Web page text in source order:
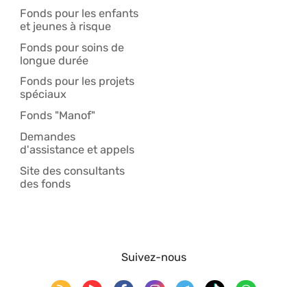
Fonds pour les enfants
et jeunes à risque
Fonds pour soins de
longue durée
Fonds pour les projets
spéciaux
Fonds "Manof"
Demandes
d'assistance et appels
Site des consultants
des fonds
Suivez-nous